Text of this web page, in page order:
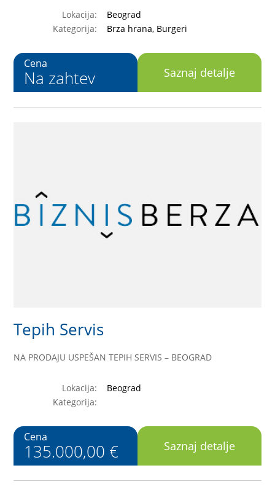
Lokacija:
Beograd
Kategorija:
Brza hrana, Burgeri
Cena
Na zahtev Saznaj detalje
Tepih Servis
NA PRODAJU USPEŠAN TEPIH SERVIS – BEOGRAD
Lokacija:
Beograd
Kategorija:
Cena
135.000,00 € Saznaj detalje